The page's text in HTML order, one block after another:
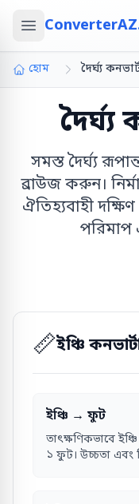
হোম দৈর্ঘ্য
দৈর্ঘ্য
সমস্ত দৈর্ঘ্য
ব্রাউজ করুন।
ঐতিহ্যবাহী
📏ইঞ্চি
ইঞ্চি → ফুট
তাৎক্ষণিকভাবে
১ ফুট। উচ্চতা এবং